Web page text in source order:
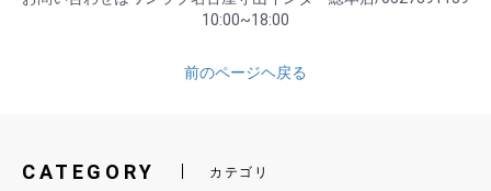
10:00~18:00
前のページヘ戻る
CATEGORY カテゴリ